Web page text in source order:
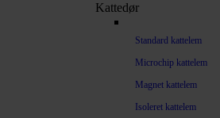
Kattedør
Standard kattelem
Microchip kattelem
Magnet kattelem
Isoleret kattelem